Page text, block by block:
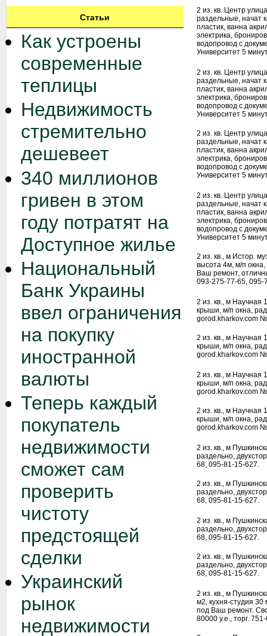
Статьи
Как устроены
современные
теплицы
Недвижимость
стремительно
дешевеет
340 миллионов
гривен в этом
году потратят на
Доступное жилье
Национальный
Банк Украины
ввел ограничения
на покупку
иностранной
валюты
Теперь каждый
покупатель
недвижимости
сможет сам
проверить
чистоту
предстоящей
сделки
Украинский
рынок
недвижимости
2 из. кв. Центр
раздельные, начат
пластик, ванна
электрика,
водопровод с
Университет 5
2 из. кв. Центр
раздельные, начат
пластик, ванна
электрика,
водопровод с
Университет 5
2 из. кв. Центр
раздельные, начат
пластик, ванна
электрика,
водопровод с
Университет 5
2 из. кв. Центр
раздельные, начат
пластик, ванна
электрика,
водопровод с
Университет 5
2 из. кв., м Истор.
высота 4м, м/п
Ваш ремонт,
093-275-77-65, 095-
2 из. кв., м Научная
крыши, м/п окна,
gorod.kharkov.com
2 из. кв., м Научная
крыши, м/п окна,
gorod.kharkov.com
2 из. кв., м Научная
крыши, м/п окна,
gorod.kharkov.com
2 из. кв., м Научная
крыши, м/п окна,
gorod.kharkov.com
2 из. кв., м
раздельно,
68, 095-81-15-627.
2 из. кв., м
раздельно,
68, 095-81-15-627.
2 из. кв., м
раздельно,
68, 095-81-15-627.
2 из. кв., м
раздельно,
68, 095-81-15-627.
2 из. кв., м
м2, кухня-студия 30
под Ваш ремонт.
80000 у.е., торг.